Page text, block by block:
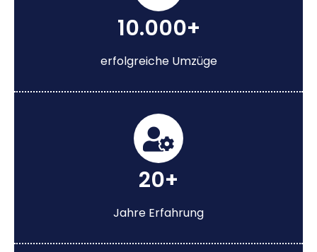
10.000+
erfolgreiche Umzüge
20+
Jahre Erfahrung